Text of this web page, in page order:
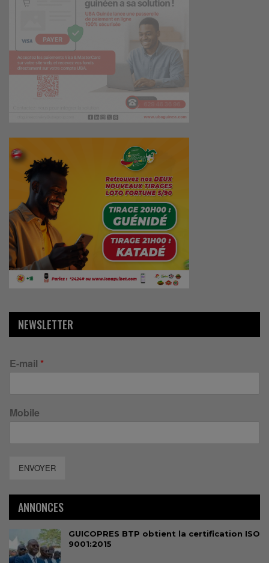
NEWSLETTER
E-mail *
Mobile
ENVOYER
ANNONCES
GUICOPRES BTP obtient la certification ISO
9001:2015